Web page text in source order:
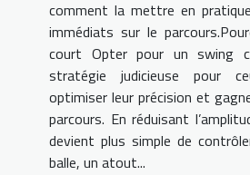
comment la mettre en
immédiats sur le
court Opter pour un swing
stratégie judicieuse pour
optimiser leur précision et
parcours. En réduisant
devient plus simple de
balle, un atout...